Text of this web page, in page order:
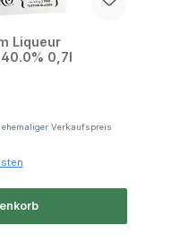
Liqueur
0,7l
ehemaliger Verkaufspreis